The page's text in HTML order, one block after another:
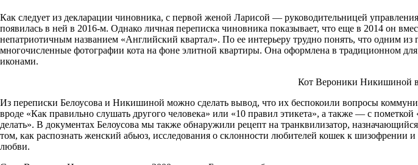
Как следует из декларации чиновника, с первой женой Ларисой — руководительницей
появилась в ней в 2016-м. Однако личная переписка чиновника показывает, что еще в 2014 он
непатриотичным названием «Английский квартал». По ее интерьеру трудно понять, что одним
многочисленные фотографии кота на фоне элитной квартиры. Она оформлена в традиционном
иконами.
Кот Вероники Никишиной
Из переписки Белоусова и Никишиной можно сделать вывод, что их беспокоили вопросы
вроде «Как правильно слушать другого человека» или «10 правил этикета», а также — с
делать». В документах Белоусова мы также обнаружили рецепт на транквилизатор,
том, как распознать женский абьюз, исследования о склонности любителей кошек к
любви.